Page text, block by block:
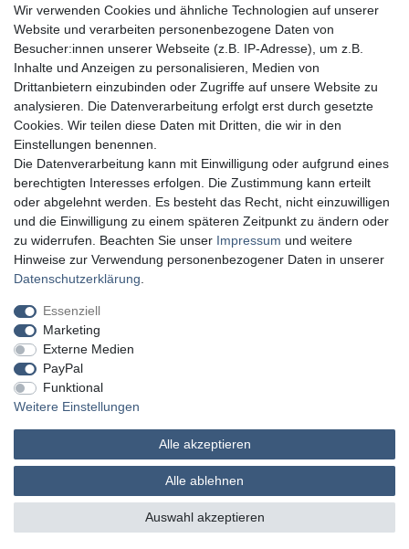
MATHES Werkzeuge und Maschinen
Wir verwenden Cookies und ähnliche Technologien auf unserer
Website und verarbeiten personenbezogene Daten von
Besucher:innen unserer Webseite (z.B. IP-Adresse), um z.B.
Inhalte und Anzeigen zu personalisieren, Medien von
Drittanbietern einzubinden oder Zugriffe auf unsere Website zu
analysieren. Die Datenverarbeitung erfolgt erst durch gesetzte
Cookies. Wir teilen diese Daten mit Dritten, die wir in den
Einstellungen benennen.
Die Datenverarbeitung kann mit Einwilligung oder aufgrund eines
berechtigten Interesses erfolgen. Die Zustimmung kann erteilt
oder abgelehnt werden. Es besteht das Recht, nicht einzuwilligen
und die Einwilligung zu einem späteren Zeitpunkt zu ändern oder
zu widerrufen. Beachten Sie unser Impressum und weitere
Hinweise zur Verwendung personenbezogener Daten in unserer
Daten­schutz­erklärung
Essenziell
Marketing
Externe Medien
PayPal
Funktional
Weitere Einstellungen
Alle akzeptieren
Alle ablehnen
Auswahl akzeptieren